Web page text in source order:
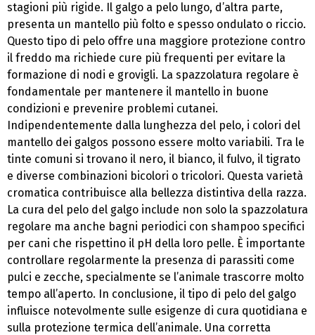
stagioni più rigide. Il galgo a pelo lungo, d’altra parte,
presenta un mantello più folto e spesso ondulato o riccio.
Questo tipo di pelo offre una maggiore protezione contro
il freddo ma richiede cure più frequenti per evitare la
formazione di nodi e grovigli. La spazzolatura regolare è
fondamentale per mantenere il mantello in buone
condizioni e prevenire problemi cutanei.
Indipendentemente dalla lunghezza del pelo, i colori del
mantello dei galgos possono essere molto variabili. Tra le
tinte comuni si trovano il nero, il bianco, il fulvo, il tigrato
e diverse combinazioni bicolori o tricolori. Questa varietà
cromatica contribuisce alla bellezza distintiva della razza.
La cura del pelo del galgo include non solo la spazzolatura
regolare ma anche bagni periodici con shampoo specifici
per cani che rispettino il pH della loro pelle. È importante
controllare regolarmente la presenza di parassiti come
pulci e zecche, specialmente se l’animale trascorre molto
tempo all’aperto. In conclusione, il tipo di pelo del galgo
influisce notevolmente sulle esigenze di cura quotidiana e
sulla protezione termica dell’animale. Una corretta